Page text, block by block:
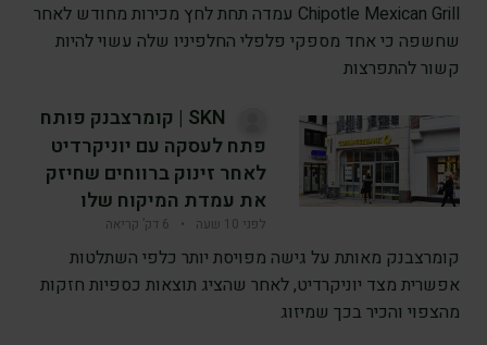
Chipotle Mexican Grill עמדה תחת לחץ מכירות מחודש לאחר
שחשפה כי אחד מספקי פלפלי החלפיניו שלה עשוי להיות
קשור להתפרצות
SKN | קומרצבנק פותח
פתח לעסקה עם יוניקרדיט
לאחר זינוק ברווחים שחיזק
את עמדת המיקוח שלו
לפני 10 שעה • 6 דק’ קריאה
קומרצבנק מאותת על גישה מפויסת יותר כלפי השתלטות
אפשרית מצד יוניקרדיט, לאחר שהציג תוצאות כספיות חזקות
מהצפוי והכיר בכך שמיזוג